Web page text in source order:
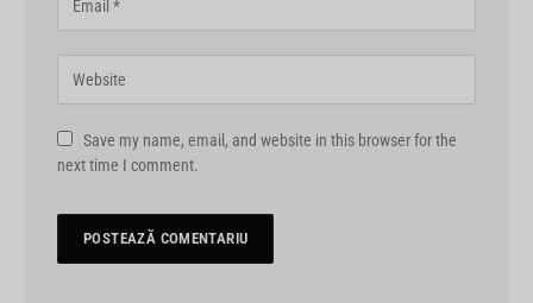
Save my name, email, and website in this browser for the
next time I comment.